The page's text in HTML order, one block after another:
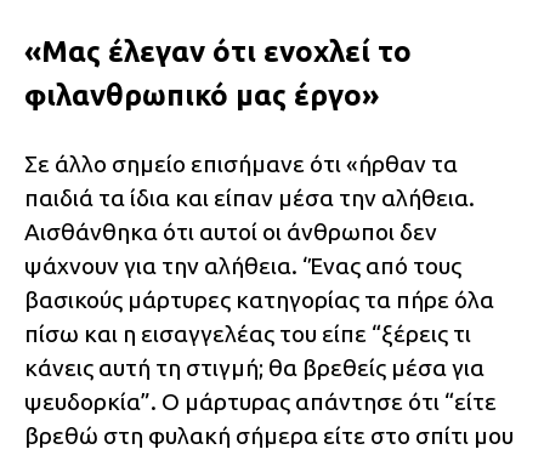
«Μας έλεγαν ότι ενοχλεί το
φιλανθρωπικό μας έργο»
Σε άλλο σημείο επισήμανε ότι «ήρθαν τα
παιδιά τα ίδια και είπαν μέσα την αλήθεια.
Αισθάνθηκα ότι αυτοί οι άνθρωποι δεν
ψάχνουν για την αλήθεια. ‘Ένας από τους
βασικούς μάρτυρες κατηγορίας τα πήρε όλα
πίσω και η εισαγγελέας του είπε “ξέρεις τι
κάνεις αυτή τη στιγμή; θα βρεθείς μέσα για
ψευδορκία”. Ο μάρτυρας απάντησε ότι “είτε
βρεθώ στη φυλακή σήμερα είτε στο σπίτι μου